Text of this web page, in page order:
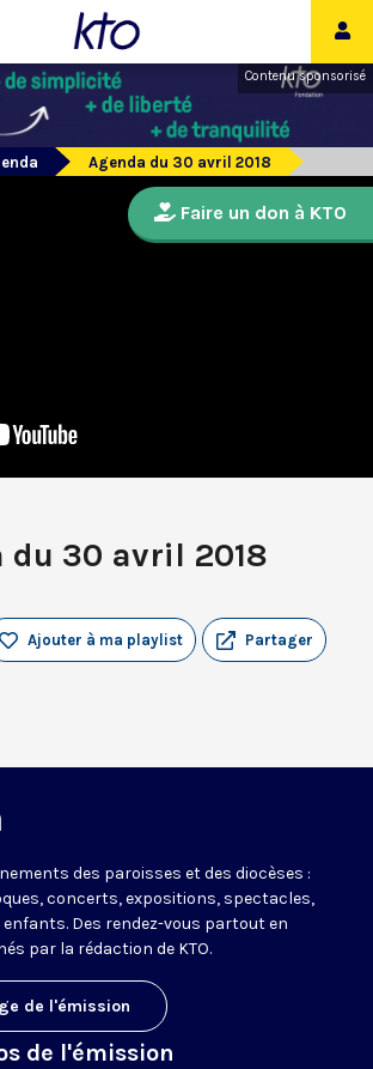
Contenu sponsorisé
Agenda du 30 avril 2018
du 30 avril 2018
Partager
Ajouter à ma playlist
des paroisses et des diocèses :
concerts, expositions, spectacles,
Des rendez-vous partout en
par la rédaction de KTO.
de l'émission
de l'émission
Faire un don à KTO